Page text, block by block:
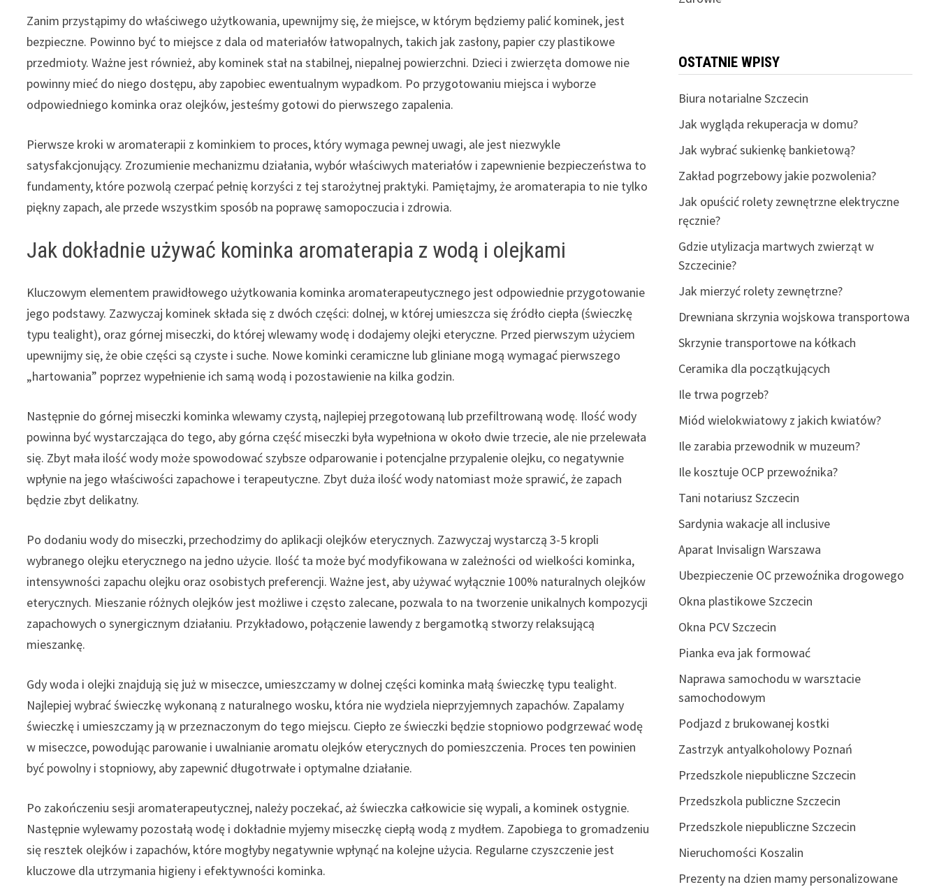
Zanim przystąpimy do właściwego użytkowania, upewnijmy się, że miejsce, w którym będziemy palić kominek, jest
bezpieczne. Powinno być to miejsce z dala od materiałów łatwopalnych, takich jak zasłony, papier czy plastikowe
przedmioty. Ważne jest również, aby kominek stał na stabilnej, niepalnej powierzchni. Dzieci i zwierzęta domowe nie
powinny mieć do niego dostępu, aby zapobiec ewentualnym wypadkom. Po przygotowaniu miejsca i wyborze
odpowiedniego kominka oraz olejków, jesteśmy gotowi do pierwszego zapalenia.
Pierwsze kroki w aromaterapii z kominkiem to proces, który wymaga pewnej uwagi, ale jest niezwykle
satysfakcjonujący. Zrozumienie mechanizmu działania, wybór właściwych materiałów i zapewnienie bezpieczeństwa to
fundamenty, które pozwolą czerpać pełnię korzyści z tej starożytnej praktyki. Pamiętajmy, że aromaterapia to nie tylko
piękny zapach, ale przede wszystkim sposób na poprawę samopoczucia i zdrowia.
Jak dokładnie używać kominka aromaterapia z wodą i olejkami
Kluczowym elementem prawidłowego użytkowania kominka aromaterapeutycznego jest odpowiednie przygotowanie
jego podstawy. Zazwyczaj kominek składa się z dwóch części: dolnej, w której umieszcza się źródło ciepła (świeczkę
typu tealight), oraz górnej miseczki, do której wlewamy wodę i dodajemy olejki eteryczne. Przed pierwszym użyciem
upewnijmy się, że obie części są czyste i suche. Nowe kominki ceramiczne lub gliniane mogą wymagać pierwszego
„hartowania” poprzez wypełnienie ich samą wodą i pozostawienie na kilka godzin.
Następnie do górnej miseczki kominka wlewamy czystą, najlepiej przegotowaną lub przefiltrowaną wodę. Ilość wody
powinna być wystarczająca do tego, aby górna część miseczki była wypełniona w około dwie trzecie, ale nie przelewała
się. Zbyt mała ilość wody może spowodować szybsze odparowanie i potencjalne przypalenie olejku, co negatywnie
wpłynie na jego właściwości zapachowe i terapeutyczne. Zbyt duża ilość wody natomiast może sprawić, że zapach
będzie zbyt delikatny.
Po dodaniu wody do miseczki, przechodzimy do aplikacji olejków eterycznych. Zazwyczaj wystarczą 3-5 kropli
wybranego olejku eterycznego na jedno użycie. Ilość ta może być modyfikowana w zależności od wielkości kominka,
intensywności zapachu olejku oraz osobistych preferencji. Ważne jest, aby używać wyłącznie 100% naturalnych olejków
eterycznych. Mieszanie różnych olejków jest możliwe i często zalecane, pozwala to na tworzenie unikalnych kompozycji
zapachowych o synergicznym działaniu. Przykładowo, połączenie lawendy z bergamotką stworzy relaksującą
mieszankę.
Gdy woda i olejki znajdują się już w miseczce, umieszczamy w dolnej części kominka małą świeczkę typu tealight.
Najlepiej wybrać świeczkę wykonaną z naturalnego wosku, która nie wydziela nieprzyjemnych zapachów. Zapalamy
świeczkę i umieszczamy ją w przeznaczonym do tego miejscu. Ciepło ze świeczki będzie stopniowo podgrzewać wodę
w miseczce, powodując parowanie i uwalnianie aromatu olejków eterycznych do pomieszczenia. Proces ten powinien
być powolny i stopniowy, aby zapewnić długotrwałe i optymalne działanie.
Po zakończeniu sesji aromaterapeutycznej, należy poczekać, aż świeczka całkowicie się wypali, a kominek ostygnie.
Następnie wylewamy pozostałą wodę i dokładnie myjemy miseczkę ciepłą wodą z mydłem. Zapobiega to gromadzeniu
się resztek olejków i zapachów, które mogłyby negatywnie wpłynąć na kolejne użycia. Regularne czyszczenie jest
kluczowe dla utrzymania higieny i efektywności kominka.
OSTATNIE WPISY
Biura notarialne Szczecin
Jak wygląda rekuperacja w domu?
Jak wybrać sukienkę bankietową?
Zakład pogrzebowy jakie pozwolenia?
Jak opuścić rolety zewnętrzne elektryczne
ręcznie?
Gdzie utylizacja martwych zwierząt w
Szczecinie?
Jak mierzyć rolety zewnętrzne?
Drewniana skrzynia wojskowa transportowa
Skrzynie transportowe na kółkach
Ceramika dla początkujących
Ile trwa pogrzeb?
Miód wielokwiatowy z jakich kwiatów?
Ile zarabia przewodnik w muzeum?
Ile kosztuje OCP przewoźnika?
Tani notariusz Szczecin
Sardynia wakacje all inclusive
Aparat Invisalign Warszawa
Ubezpieczenie OC przewoźnika drogowego
Okna plastikowe Szczecin
Okna PCV Szczecin
Pianka eva jak formować
Naprawa samochodu w warsztacie
samochodowym
Podjazd z brukowanej kostki
Zastrzyk antyalkoholowy Poznań
Przedszkole niepubliczne Szczecin
Przedszkola publiczne Szczecin
Przedszkole niepubliczne Szczecin
Nieruchomości Koszalin
Prezenty na dzien mamy personalizowane